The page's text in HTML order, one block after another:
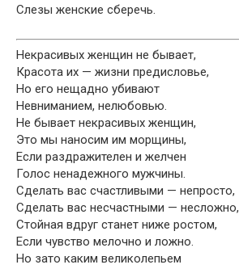
Слезы женские сберечь.
Некрасивых женщин не бывает,
Красота их — жизни предисловье,
Но его нещадно убивают
Невниманием, нелюбовью.
Не бывает некрасивых женщин,
Это мы наносим им морщины,
Если раздражителен и желчен
Голос ненадежного мужчины.
Сделать вас счастливыми — непросто,
Сделать вас несчастными — несложно,
Стойная вдруг станет ниже ростом,
Если чувство мелочно и ложно.
Но зато каким великолепьем